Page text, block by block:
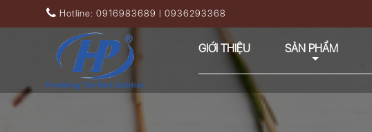
Nhảy đến nội dung
Hotline: 0916983689 | 0936293368
GIỚI THIỆU SẢN PHẨM